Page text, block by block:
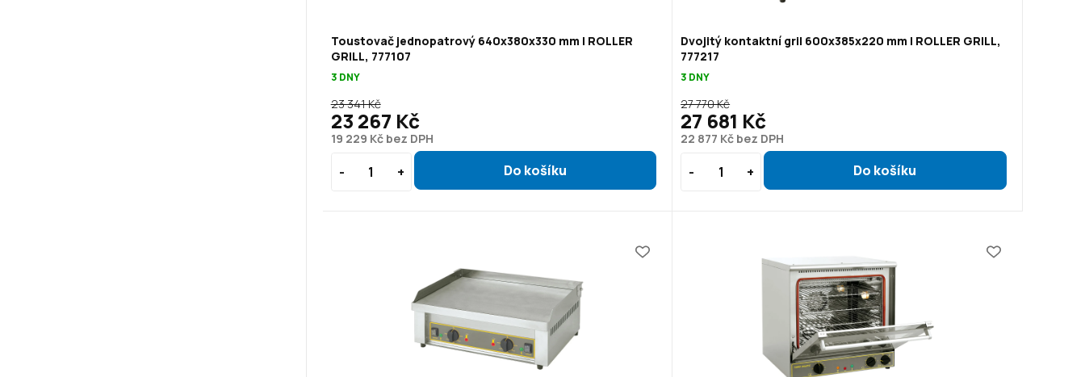
Toustovač jednopatrový 640x380x330 mm | ROLLER
GRILL, 777107
3 DNY
19 229 Kč bez DPH
23 341 Kč
23 267 Kč
Dvojitý kontaktní gril 600x385x220 mm | ROLLER GRILL,
777217
3 DNY
22 877 Kč bez DPH
27 770 Kč
27 681 Kč